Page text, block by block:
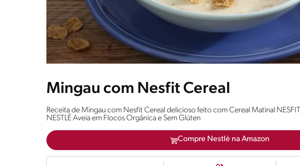
Mingau com Nesfit Cereal
Receita de Mingau com Nesfit Cereal delicioso feito com Cereal Matinal
NESTLÉ Aveia em Flocos Orgânica e Sem Glúten
Compre Nestlé na Amazon